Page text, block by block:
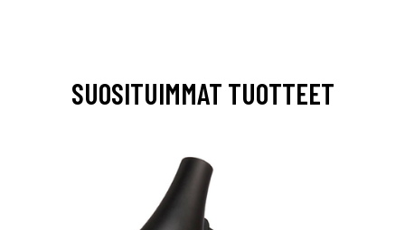
SUOSITUIMMAT TUOTTEET